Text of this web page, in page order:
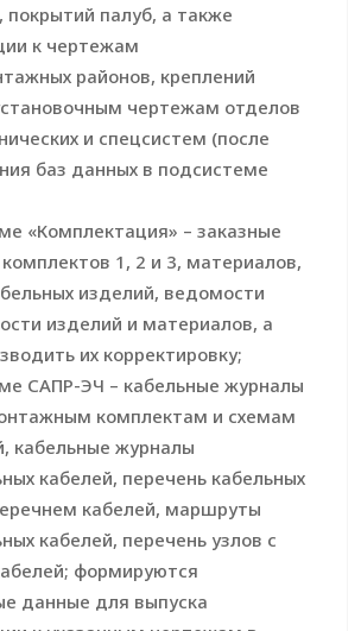
палуб, а также
к чертежам
районов, креп­лений
чертежам отделов
и спецсистем (после
баз данных в подсистеме
«Комплектация» – заказные
1, 2 и 3, материалов,
изделий, ведомости
изделий и материалов, а
их корректировку;
САПР-ЭЧ – кабельные журналы
комплектам и схемам
кабельные журналы
кабелей, перечень кабельных
кабелей, маршруты
кабелей, перечень узлов с
формируются
данные для выпуска